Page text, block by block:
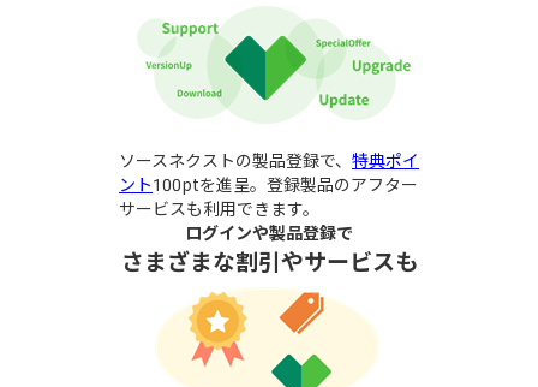
ソースネクストの製品登録で、 特典ポイ
ント100ptを進呈。 登録製品のアフター
サービスも利用できます。
ログインや製品登録で
さまざまな割引やサービスも